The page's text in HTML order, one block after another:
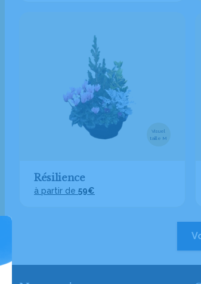
Visuel
taille M
Résilience
à partir de 59€